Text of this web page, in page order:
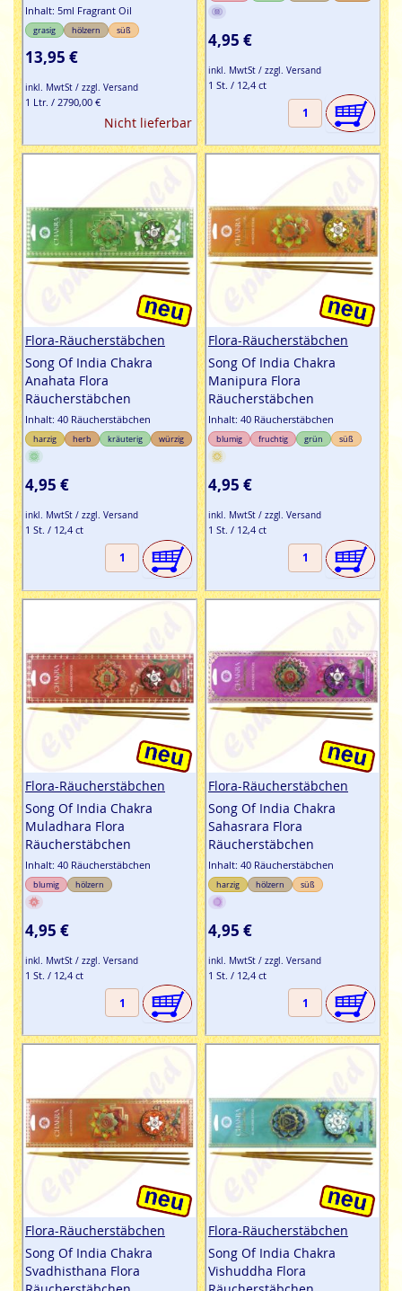
Inhalt: 5ml Fragrant Oil
grasig hölzern süß
13,95 €
inkl. MwtSt / zzgl. Versand
1 Ltr. / 2790,00 €
Nicht lieferbar
4,95 €
inkl. MwtSt / zzgl. Versand
1 St. / 12,4 ct
Flora-Räucherstäbchen
Song Of India Chakra
Anahata Flora
Räucherstäbchen
Inhalt: 40 Räucherstäbchen
harzig herb kräuterig würzig
4,95 €
inkl. MwtSt / zzgl. Versand
1 St. / 12,4 ct
Flora-Räucherstäbchen
Song Of India Chakra
Manipura Flora
Räucherstäbchen
Inhalt: 40 Räucherstäbchen
blumig fruchtig grün süß
4,95 €
inkl. MwtSt / zzgl. Versand
1 St. / 12,4 ct
Flora-Räucherstäbchen
Song Of India Chakra
Muladhara Flora
Räucherstäbchen
Inhalt: 40 Räucherstäbchen
blumig hölzern
4,95 €
inkl. MwtSt / zzgl. Versand
1 St. / 12,4 ct
Flora-Räucherstäbchen
Song Of India Chakra
Sahasrara Flora
Räucherstäbchen
Inhalt: 40 Räucherstäbchen
harzig hölzern süß
4,95 €
inkl. MwtSt / zzgl. Versand
1 St. / 12,4 ct
Flora-Räucherstäbchen
Song Of India Chakra
Svadhisthana Flora
Flora-Räucherstäbchen
Song Of India Chakra
Vishuddha Flora